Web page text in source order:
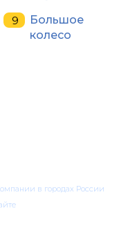
Большое
колесо
в городах России